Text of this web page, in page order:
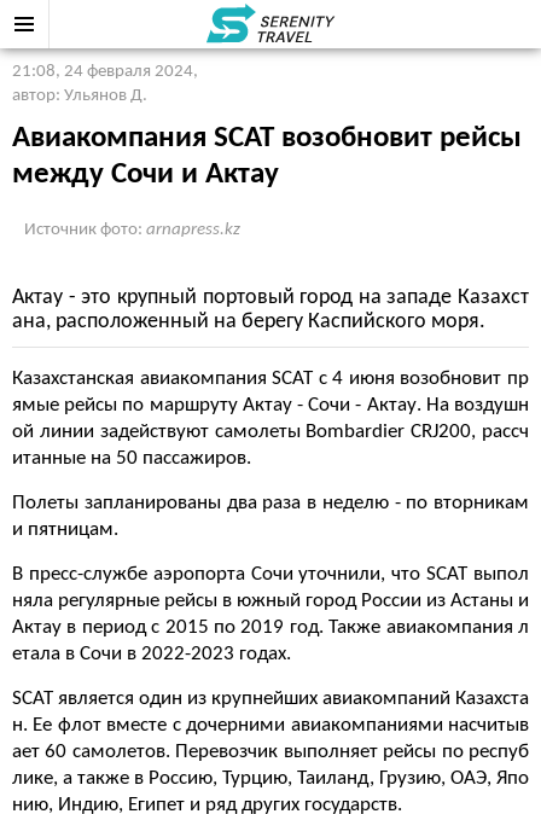
21:08, 24 февраля 2024,
автор: Ульянов Д.
Авиакомпания SCAT возобновит рейсы
между Сочи и Актау
Источник фото: arnapress.kz
Актау - это крупный портовый город на западе Казахст
ана, расположенный на берегу Каспийского моря.
Казахстанская авиакомпания SCAT с 4 июня возобновит пр
ямые рейсы по маршруту Актау - Сочи - Актау. На воздушн
ой линии задействуют самолеты Bombardier CRJ200, рассч
итанные на 50 пассажиров.
Полеты запланированы два раза в неделю - по вторникам
и пятницам.
В пресс-службе аэропорта Сочи уточнили, что SCAT выпол
няла регулярные рейсы в южный город России из Астаны и
Актау в период с 2015 по 2019 год. Также авиакомпания л
етала в Сочи в 2022-2023 годах.
SCAT является один из крупнейших авиакомпаний Казахста
н. Ее флот вместе с дочерними авиакомпаниями насчитыв
ает 60 самолетов. Перевозчик выполняет рейсы по респуб
лике, а также в Россию, Турцию, Таиланд, Грузию, ОАЭ, Япо
нию, Индию, Египет и ряд других государств.